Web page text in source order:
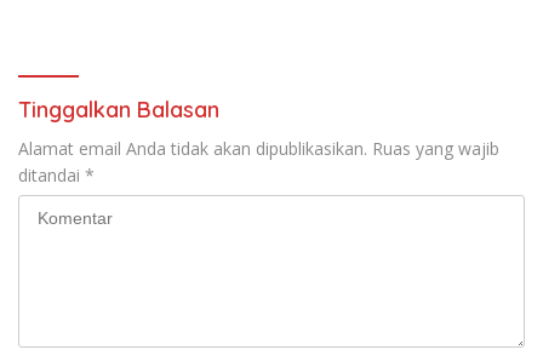
Tinggalkan Balasan
Alamat email Anda tidak akan dipublikasikan. Ruas yang wajib
ditandai *